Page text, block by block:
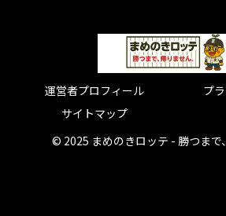
運営者プロフィール
プ
サイトマップ
© 2025 まめのきロッテ - 勝つまで